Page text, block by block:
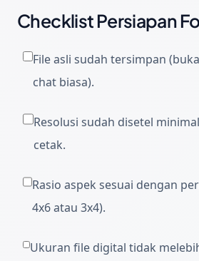
Checklist Persiapan
File asli sudah tersimpan
chat biasa).
Resolusi sudah disetel
cetak.
Rasio aspek sesuai dengan
4x6 atau 3x4).
Ukuran file digital tidak